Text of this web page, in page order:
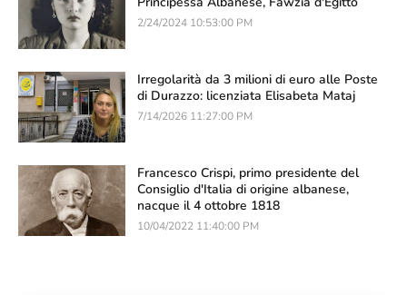
2/24/2024 10:53:00 PM
Irregolarità da 3 milioni di euro alle Poste
di Durazzo: licenziata Elisabeta Mataj
7/14/2026 11:27:00 PM
Francesco Crispi, primo presidente del
Consiglio d'Italia di origine albanese,
nacque il 4 ottobre 1818
10/04/2022 11:40:00 PM